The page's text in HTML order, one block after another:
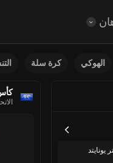
الهوكي كرة سلة
يونايتد
كأس